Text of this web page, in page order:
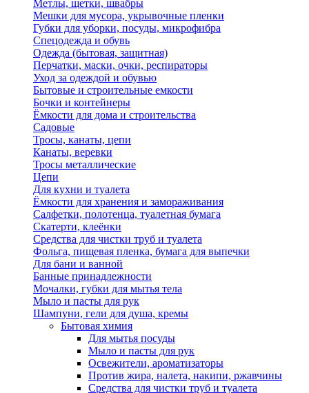
Метлы, щетки, швабры
Мешки для мусора, укрывочные пленки
Губки для уборки, посуды, микрофибра
Спецодежда и обувь
Одежда (бытовая, защитная)
Перчатки, маски, очки, респираторы
Уход за одеждой и обувью
Бытовые и строительные емкости
Бочки и контейнеры
Ёмкости для дома и строительства
Садовые
Тросы, канаты, цепи
Канаты, веревки
Тросы металлические
Цепи
Для кухни и туалета
Ёмкости для хранения и замораживания
Салфетки, полотенца, туалетная бумага
Скатерти, клеёнки
Средства для чистки труб и туалета
Фольга, пищевая пленка, бумага для выпечки
Для бани и ванной
Банные принадлежности
Мочалки, губки для мытья тела
Мыло и пасты для рук
Шампуни, гели для душа, кремы
Бытовая химия
Для мытья посуды
Мыло и пасты для рук
Освежители, ароматизаторы
Против жира, налета, накипи, ржавчины
Средства для чистки труб и туалета